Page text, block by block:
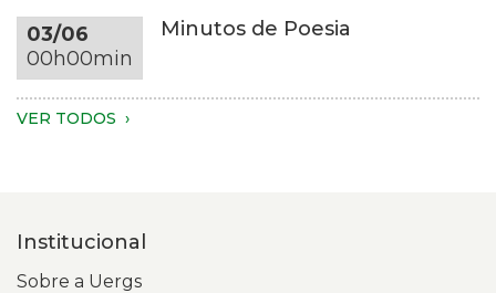
e
do
tronco
visíveis.
moletom
verde-
tonalidade,
em
um
com
suave.
Na
03/06
00h00min
Minutos de Poesia
VER TODOS
Institucional
Sobre a Uergs